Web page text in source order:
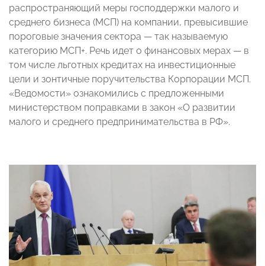
распространяющий меры господдержки малого и
среднего бизнеса (МСП) на компании, превысившие
пороговые значения сектора — так называемую
категорию МСП+. Речь идет о финансовых мерах — в
том числе льготных кредитах на инвестиционные
цели и зонтичные поручительства Корпорации МСП.
«Ведомости» ознакомились с предложенными
министерством поправками в закон «О развитии
малого и среднего предпринимательства в РФ».